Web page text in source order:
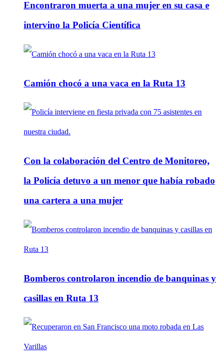
Encontraron muerta a una mujer en su casa e
intervino la Policía Científica
Camión chocó a una vaca en la Ruta 13
Con la colaboración del Centro de Monitoreo,
la Policía detuvo a un menor que había robado
una cartera a una mujer
Bomberos controlaron incendio de banquinas y
casillas en Ruta 13